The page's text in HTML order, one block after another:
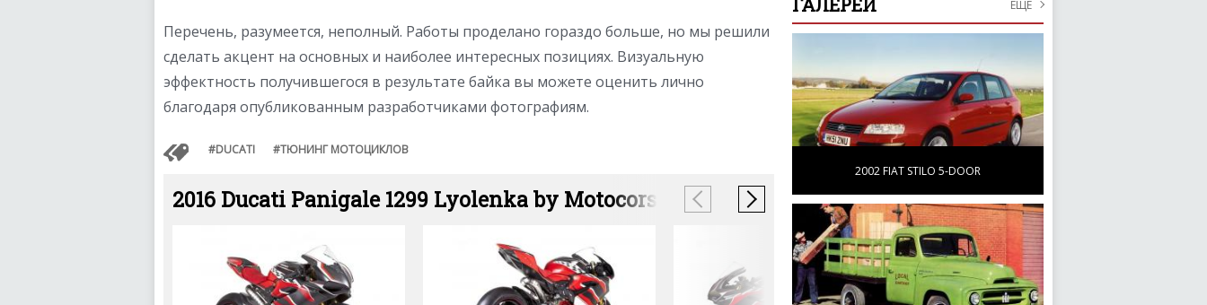
Перечень, разумеется, неполный. Работы проделано гораздо больше, но мы решили
сделать акцент на основных и наиболее интересных позициях. Визуальную
эффектность получившегося в результате байка вы можете оценить лично
благодаря опубликованным разработчиками фотографиям.
DUCATI ТЮНИНГ МОТОЦИКЛОВ
2016 Ducati Panigale 1299 Lyolenka by Motocorse
больше
специальная, кубковая версия
автомобиля. Его роль выполняет
отличается от серийной версии
незначительными деталями.
больше
ЕЩЕ
2002 FIAT STILO 5-DOOR